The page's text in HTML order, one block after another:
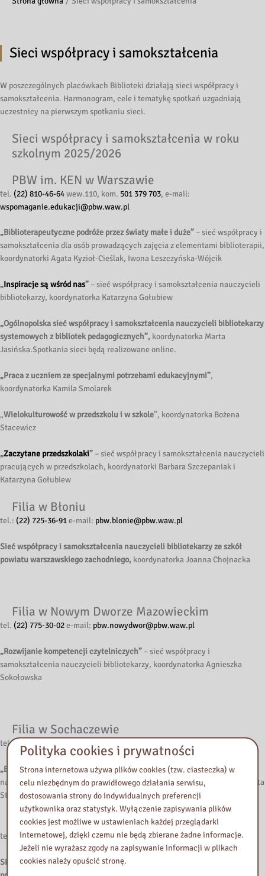
Sieci współpracy i samokształcenia
W poszczególnych placówkach Biblioteki działają sieci współpracy i
samokształcenia. Harmonogram, cele i tematykę spotkań uzgadniają
uczestnicy na pierwszym spotkaniu sieci.
Sieci współpracy i samokształcenia w roku
szkolnym 2025/2026
PBW im. KEN w Warszawie
tel. (22) 810-46-64wew.110, kom. 501 379 703, e-mail:
wspomaganie.edukacji@pbw.waw.pl
„Biblioterapeutyczne podróże przez światy małe i duże” – sieć współpracy i
samokształcenia dla osób prowadzących zajęcia z elementami biblioterapii,
koordynatorki Agata Kyzioł-Cieślak, Iwona Leszczyńska-Wójcik
„Inspiracje są wśród nas” – sieć współpracy i samokształcenia nauczycieli
bibliotekarzy, koordynatorka Katarzyna Gołubiew
„Ogólnopolska sieć współpracy i samokształcenia nauczycieli bibliotekarzy
systemowych z bibliotek pedagogicznych”, koordynatorka Marta
Jasińska.Spotkania sieci będą realizowane online.
„Praca z uczniem ze specjalnymi potrzebami edukacyjnymi”,
koordynatorka Kamila Smolarek
„Wielokulturowość w przedszkolu i w szkole”, koordynatorka Bożena
Stacewicz
„Zaczytane przedszkolaki” – sieć współpracy i samokształcenia nauczycieli
pracujących w przedszkolach, koordynatorki Barbara Szczepaniak i
Katarzyna Gołubiew
Filia w Błoniu
tel.: (22) 725-36-91e-mail: pbw.blonie@pbw.waw.pl
Sieć współpracy i samokształcenia nauczycieli bibliotekarzy ze szkół
powiatu warszawskiego zachodniego, koordynatorka Joanna Chojnacka
Filia w Nowym Dworze Mazowieckim
tel. (22) 775-30-02e-mail: pbw.nowydwor@pbw.waw.pl
„Rozwijanie kompetencji czytelniczych” – sieć współpracy i
samokształcenia nauczycieli bibliotekarzy, koordynatorka Agnieszka
Sokołowska
Filia w Sochaczewie
tel.(46) 862-27-16 e-mail: pbw.sochaczew@pbw.waw.pl
„Bibliotekarz szuka pomysłów”– sieć współpracy i samokształcenia dla
nauczycieli bibliotekarzy z powiatu sochaczewskiego, koordynatorka Aneta
Stępień
Filia w Żyrardowie
tel. (46) 855-44-58e-mail:pbw.zyrardow@pbw.waw.pl
Sieć współpracy i samokształcenia nauczycieli bibliotekarzy szkolnych
Polityka cookies i prywatności
Strona internetowa używa plików cookies (tzw. ciasteczka) w
celu niezbędnym do prawidłowego działania serwisu,
dostosowania strony do indywidualnych preferencji
użytkownika oraz statystyk. Wyłączenie zapisywania plików
cookies jest możliwe w ustawieniach każdej przeglądarki
internetowej, dzięki czemu nie będą zbierane żadne informacje.
Jeżeli nie wyrażasz zgody na zapisywanie informacji w plikach
cookies należy opuścić stronę.